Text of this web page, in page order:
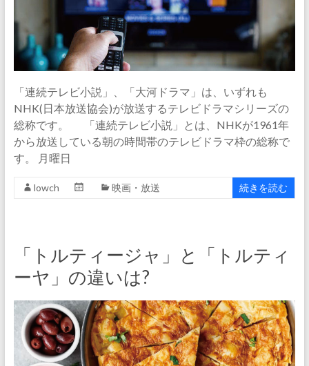
「連続テレビ小説」、「大河ドラマ」は、いずれも
NHK(日本放送協会)が放送するテレビドラマシリーズの
総称です。 「連続テレビ小説」とは、NHKが1961年
から放送している朝の時間帯のテレビドラマ枠の総称で
す。 月曜日
lowch 映画・放送 続きを読む
「トルティージャ」と「トルティ
ーヤ」の違いは?